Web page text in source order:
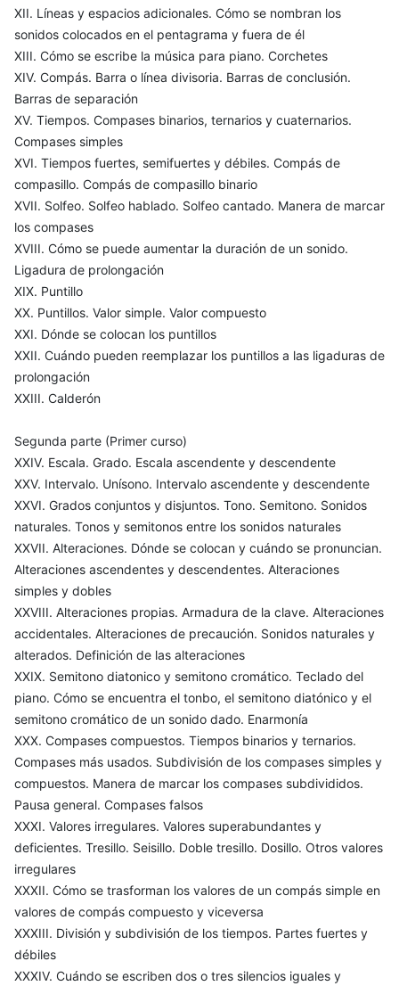
XII. Líneas y espacios adicionales. Cómo se nombran los
sonidos colocados en el pentagrama y fuera de él
XIII. Cómo se escribe la música para piano. Corchetes
XIV. Compás. Barra o línea divisoria. Barras de conclusión.
Barras de separación
XV. Tiempos. Compases binarios, ternarios y cuaternarios.
Compases simples
XVI. Tiempos fuertes, semifuertes y débiles. Compás de
compasillo. Compás de compasillo binario
XVII. Solfeo. Solfeo hablado. Solfeo cantado. Manera de marcar
los compases
XVIII. Cómo se puede aumentar la duración de un sonido.
Ligadura de prolongación
XIX. Puntillo
XX. Puntillos. Valor simple. Valor compuesto
XXI. Dónde se colocan los puntillos
XXII. Cuándo pueden reemplazar los puntillos a las ligaduras de
prolongación
XXIII. Calderón
Segunda parte (Primer curso)
XXIV. Escala. Grado. Escala ascendente y descendente
XXV. Intervalo. Unísono. Intervalo ascendente y descendente
XXVI. Grados conjuntos y disjuntos. Tono. Semitono. Sonidos
naturales. Tonos y semitonos entre los sonidos naturales
XXVII. Alteraciones. Dónde se colocan y cuándo se pronuncian.
Alteraciones ascendentes y descendentes. Alteraciones
simples y dobles
XXVIII. Alteraciones propias. Armadura de la clave. Alteraciones
accidentales. Alteraciones de precaución. Sonidos naturales y
alterados. Definición de las alteraciones
XXIX. Semitono diatonico y semitono cromático. Teclado del
piano. Cómo se encuentra el tonbo, el semitono diatónico y el
semitono cromático de un sonido dado. Enarmonía
XXX. Compases compuestos. Tiempos binarios y ternarios.
Compases más usados. Subdivisión de los compases simples y
compuestos. Manera de marcar los compases subdivididos.
Pausa general. Compases falsos
XXXI. Valores irregulares. Valores superabundantes y
deficientes. Tresillo. Seisillo. Doble tresillo. Dosillo. Otros valores
irregulares
XXXII. Cómo se trasforman los valores de un compás simple en
valores de compás compuesto y viceversa
XXXIII. División y subdivisión de los tiempos. Partes fuertes y
débiles
XXXIV. Cuándo se escriben dos o tres silencios iguales y